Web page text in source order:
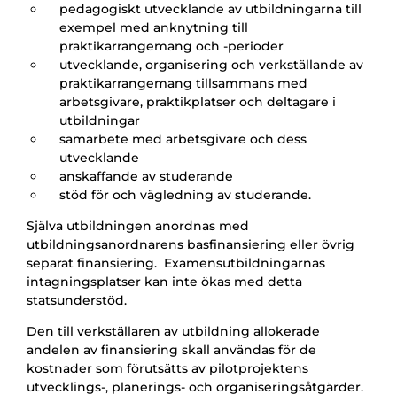
pedagogiskt utvecklande av utbildningarna till
exempel med anknytning till
praktikarrangemang och -perioder
utvecklande, organisering och verkställande av
praktikarrangemang tillsammans med
arbetsgivare, praktikplatser och deltagare i
utbildningar
samarbete med arbetsgivare och dess
utvecklande
anskaffande av studerande
stöd för och vägledning av studerande.
Själva utbildningen anordnas med
utbildningsanordnarens basfinansiering eller övrig
separat finansiering. Examensutbildningarnas
intagningsplatser kan inte ökas med detta
statsunderstöd.
Den till verkställaren av utbildning allokerade
andelen av finansiering skall användas för de
kostnader som förutsätts av pilotprojektens
utvecklings-, planerings- och organiseringsåtgärder.